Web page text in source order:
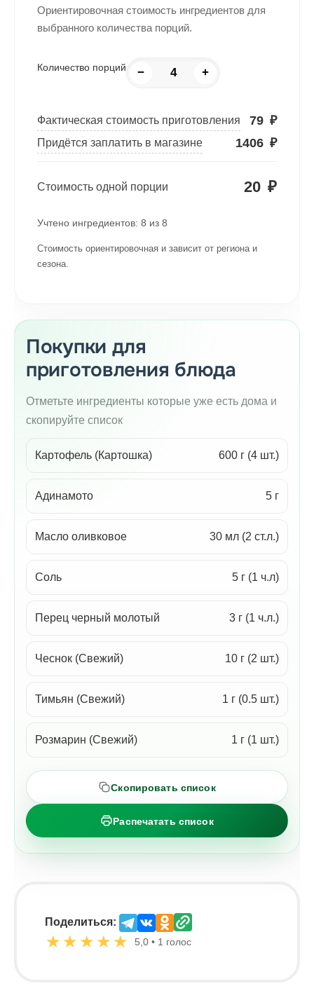
Ориентировочная стоимость ингредиентов для
выбранного количества порций.
Количество порций − +
Фактическая стоимость приготовления 79 ₽
Придётся заплатить в магазине 1406 ₽
Стоимость одной порции 20 ₽
Учтено ингредиентов: 8 из 8
Стоимость ориентировочная и зависит от региона и
сезона.
Покупки для
приготовления блюда
Отметьте ингредиенты которые уже есть дома и
скопируйте список
Картофель (Картошка) 600 г (4 шт.)
Адинамото 5 г
Масло оливковое 30 мл (2 ст.л.)
Соль 5 г (1 ч.л)
Перец черный молотый 3 г (1 ч.л.)
Чеснок (Свежий) 10 г (2 шт.)
Тимьян (Свежий) 1 г (0.5 шт.)
Розмарин (Свежий) 1 г (1 шт.)
Скопировать список
Распечатать список
Поделиться:
★ ★ ★ ★ ★ 5,0 • 1 голос